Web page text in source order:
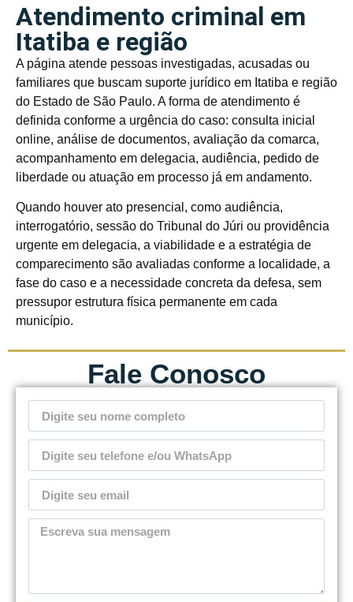
Atendimento criminal em
Itatiba e região
A página atende pessoas investigadas, acusadas ou
familiares que buscam suporte jurídico em Itatiba e região
do Estado de São Paulo. A forma de atendimento é
definida conforme a urgência do caso: consulta inicial
online, análise de documentos, avaliação da comarca,
acompanhamento em delegacia, audiência, pedido de
liberdade ou atuação em processo já em andamento.
Quando houver ato presencial, como audiência,
interrogatório, sessão do Tribunal do Júri ou providência
urgente em delegacia, a viabilidade e a estratégia de
comparecimento são avaliadas conforme a localidade, a
fase do caso e a necessidade concreta da defesa, sem
pressupor estrutura física permanente em cada
município.
Fale Conosco